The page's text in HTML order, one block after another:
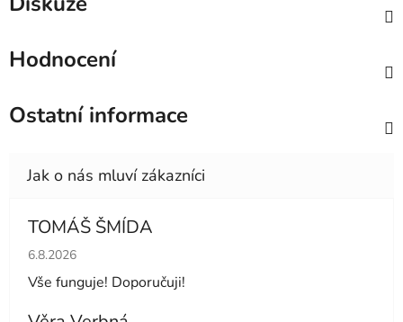
Hodnocení
Ostatní informace
TOMÁŠ ŠMÍDA
Hodnocení obchodu je 5 z 5 hvězdiček.
6.8.2026
Vše funguje! Doporučuji!